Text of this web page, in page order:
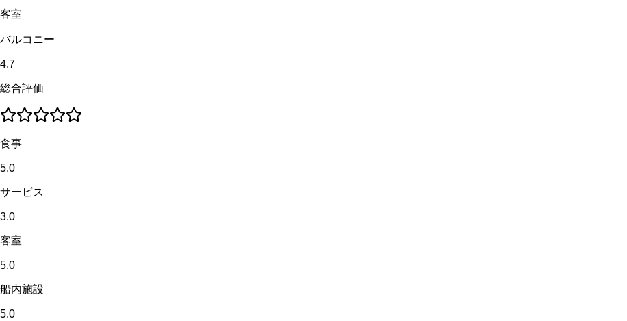
客室
バルコニー
4.7
総合評価
食事
5.0
サービス
3.0
客室
5.0
船内施設
5.0